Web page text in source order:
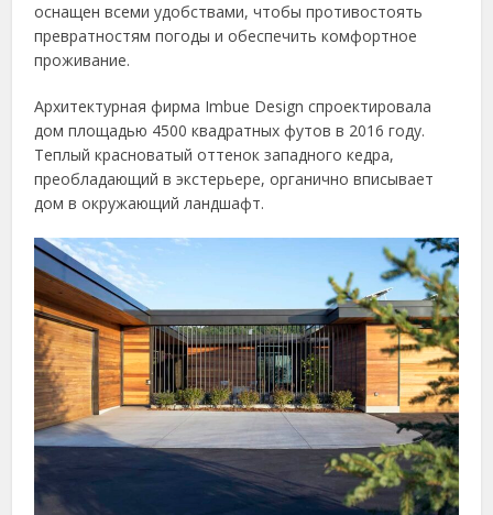
оснащен всеми удобствами, чтобы противостоять
превратностям погоды и обеспечить комфортное
проживание.
Архитектурная фирма Imbue Design спроектировала
дом площадью 4500 квадратных футов в 2016 году.
Теплый красноватый оттенок западного кедра,
преобладающий в экстерьере, органично вписывает
дом в окружающий ландшафт.